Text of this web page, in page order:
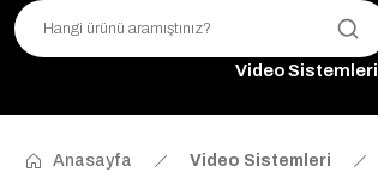
Video Sistemleri
Anasayfa Video Sistemleri